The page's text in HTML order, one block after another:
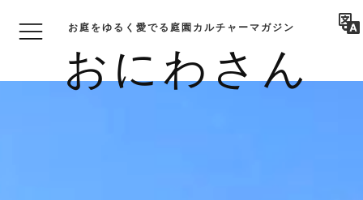
おにわさん
お庭をゆるく愛でる庭園カルチャーマガジン